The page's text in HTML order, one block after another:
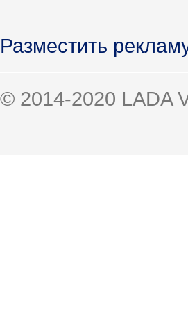
Разместить
© 2014-2020 LADA